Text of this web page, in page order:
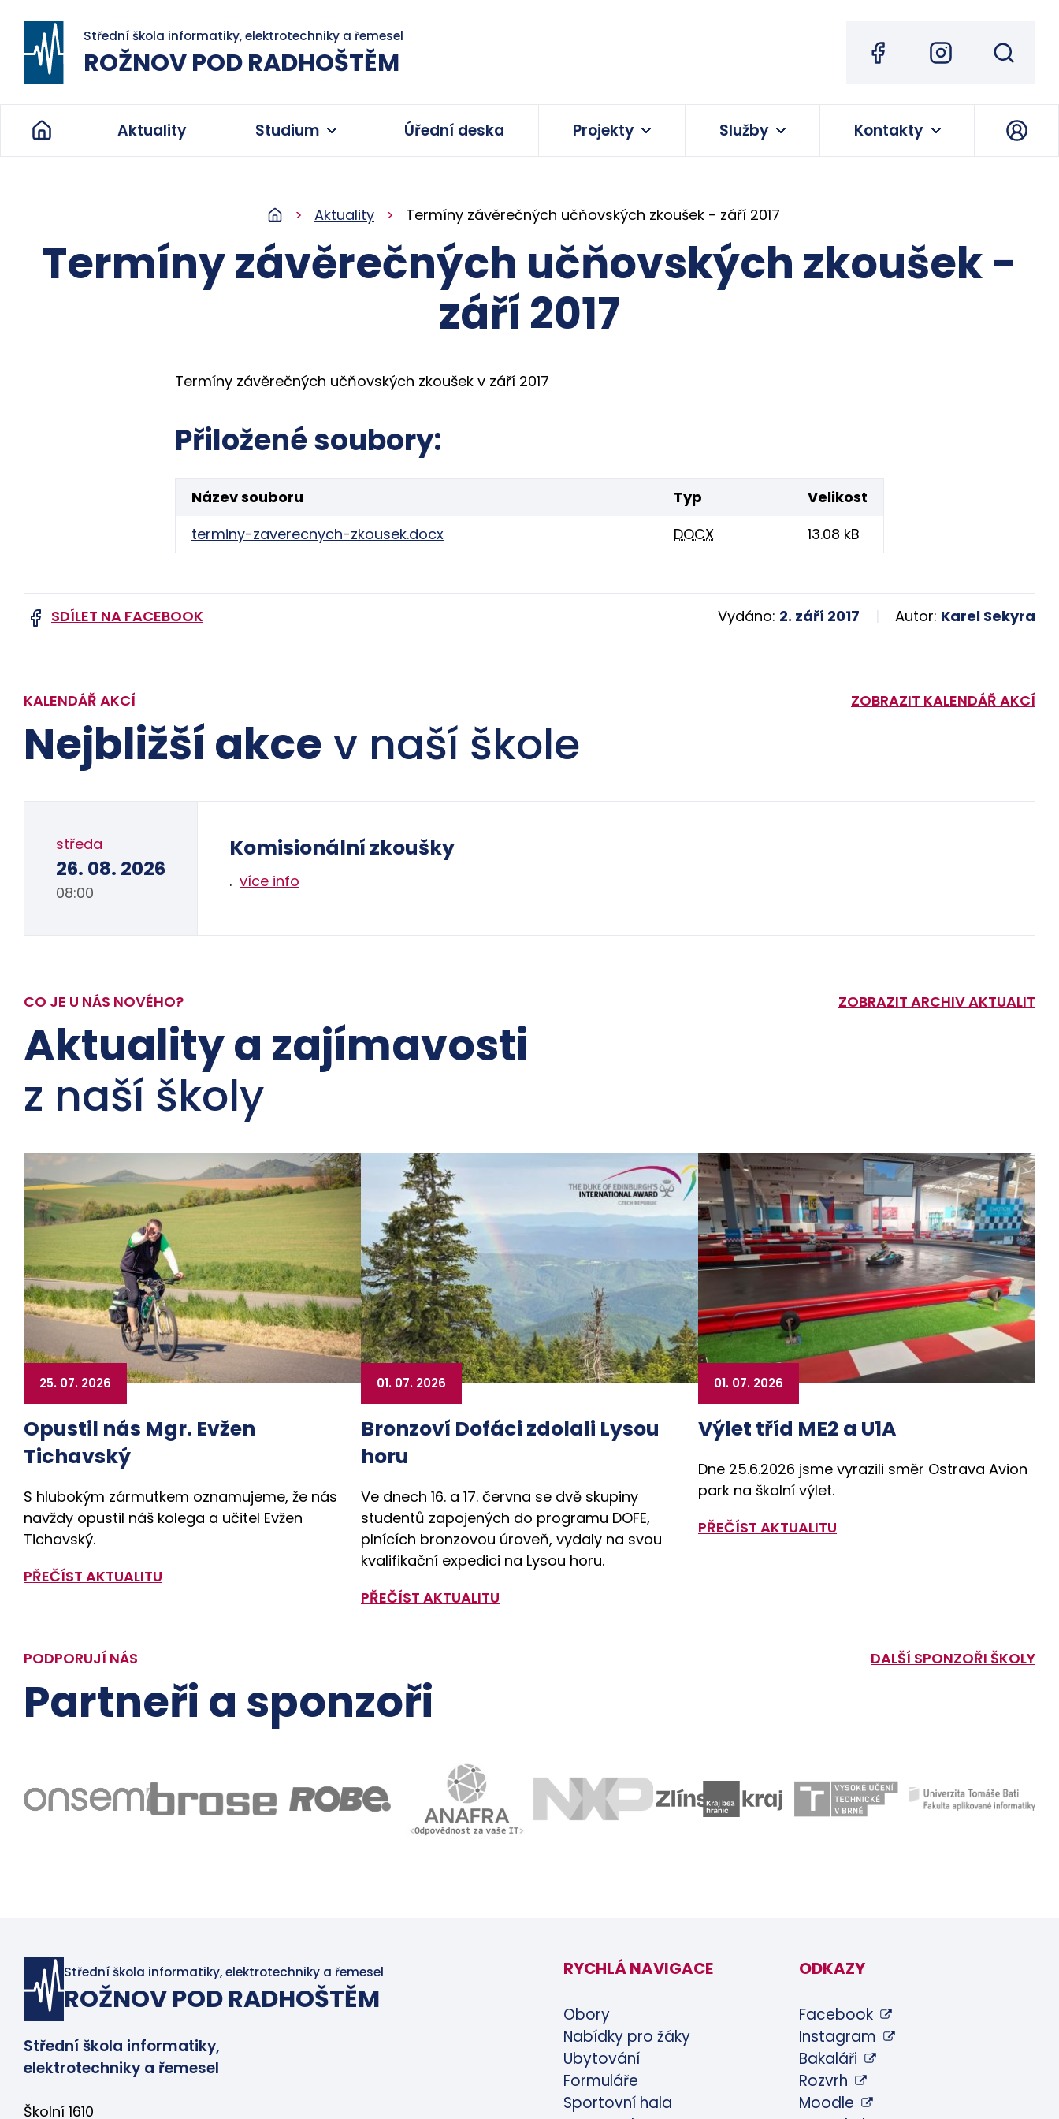
Střední škola informatiky, elektrotechniky a řemesel
ROŽNOV POD RADHOŠTĚM
Aktuality Studium Úřední deska Projekty Služby Kontakty
Aktuality Termíny závěrečných učňovských zkoušek - září 2017
Termíny závěrečných učňovských zkoušek -
září 2017
Termíny závěrečných učňovských zkoušek v září 2017
Přiložené soubory:
Název souboru Typ
Velikost
terminy-zaverecnych-zkousek.docx
DOCX 13.08 kB
SDÍLET NA FACEBOOK Vydáno: 2. září 2017 Autor: Karel Sekyra
KALENDÁŘ AKCÍ
Nejbližší akcev naší škole
ZOBRAZIT KALENDÁŘ AKCÍ
středa
26. 08. 2026
08:00
Komisionální zkoušky
. více info
CO JE U NÁS NOVÉHO?
Aktuality a zajímavosti
z naší školy
ZOBRAZIT ARCHIV AKTUALIT
Opustil nás Mgr. Evžen
Tichavský
25. 07. 2026
S hlubokým zármutkem oznamujeme, že nás
navždy opustil náš kolega a učitel Evžen
Tichavský.
PŘEČÍST AKTUALITU
Bronzoví Dofáci zdolali Lysou
horu
01. 07. 2026
Ve dnech 16. a 17. června se dvě skupiny
studentů zapojených do programu DOFE,
plnících bronzovou úroveň, vydaly na svou
kvalifikační expedici na Lysou horu.
PŘEČÍST AKTUALITU
Výlet tříd ME2 a U1A
01. 07. 2026
Dne 25.6.2026 jsme vyrazili směr Ostrava Avion
park na školní výlet.
PŘEČÍST AKTUALITU
PODPORUJÍ NÁS
Partneři a sponzoři
DALŠÍ SPONZOŘI ŠKOLY
Střední škola informatiky, elektrotechniky a řemesel
ROŽNOV POD RADHOŠTĚM
Střední škola informatiky,
elektrotechniky a řemesel
Školní 1610
RYCHLÁ NAVIGACE
Obory
Nabídky pro žáky
Ubytování
Formuláře
Sportovní hala
ODKAZY
Facebook
Instagram
Bakaláři
Rozvrh
Moodle